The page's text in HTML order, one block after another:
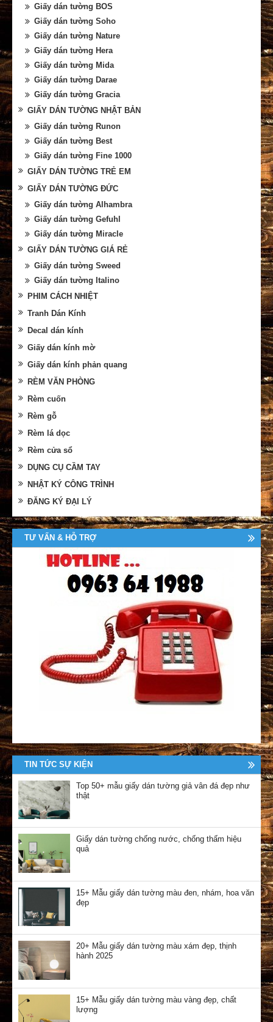
Giấy dán tường BOS
Giấy dán tường Soho
Giấy dán tường Nature
Giấy dán tường Hera
Giấy dán tường Mida
Giấy dán tường Darae
Giấy dán tường Gracia
GIẤY DÁN TƯỜNG NHẬT BẢN
Giấy dán tường Runon
Giấy dán tường Best
Giấy dán tường Fine 1000
GIẤY DÁN TƯỜNG TRẺ EM
GIẤY DÁN TƯỜNG ĐỨC
Giấy dán tường Alhambra
Giấy dán tường Gefuhl
Giấy dán tường Miracle
GIẤY DÁN TƯỜNG GIÁ RẺ
Giấy dán tường Sweed
Giấy dán tường Italino
PHIM CÁCH NHIỆT
Tranh Dán Kính
Decal dán kính
Giấy dán kính mờ
Giấy dán kính phản quang
RÈM VĂN PHÒNG
Rèm cuốn
Rèm gỗ
Rèm lá dọc
Rèm cửa sổ
DỤNG CỤ CẦM TAY
NHẬT KÝ CÔNG TRÌNH
ĐĂNG KÝ ĐẠI LÝ
TƯ VẤN & HỖ TRỢ
TIN TỨC SỰ KIỆN
Top 50+ mẫu giấy dán tường giả vân đá đẹp như
thật
Giấy dán tường chống nước, chống thấm hiệu
quả
15+ Mẫu giấy dán tường màu đen, nhám, hoa văn
đẹp
20+ Mẫu giấy dán tường màu xám đẹp, thịnh
hành 2025
15+ Mẫu giấy dán tường màu vàng đẹp, chất
lượng